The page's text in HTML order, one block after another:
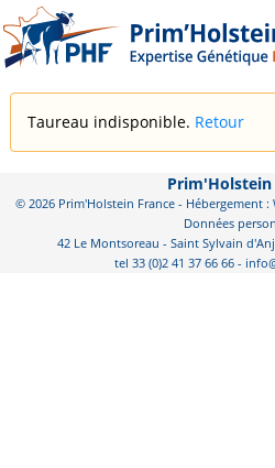
Taureau indisponible. Retour
Prim'Holstein
© 2026 Prim'Holstein France - Hébergement :
Données
42 Le Montsoreau - Saint Sylvain
tel 33 (0)2 41 37 66 66 -